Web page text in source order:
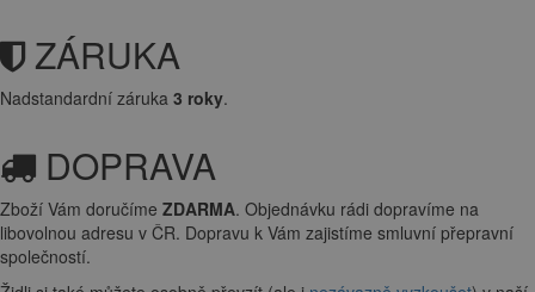
ZÁRUKA
Nadstandardní záruka 3 roky.
DOPRAVA
Zboží Vám doručíme ZDARMA. Objednávku rádi dopravíme na
libovolnou adresu v ČR. Dopravu k Vám zajistíme smluvní přepravní
společností.